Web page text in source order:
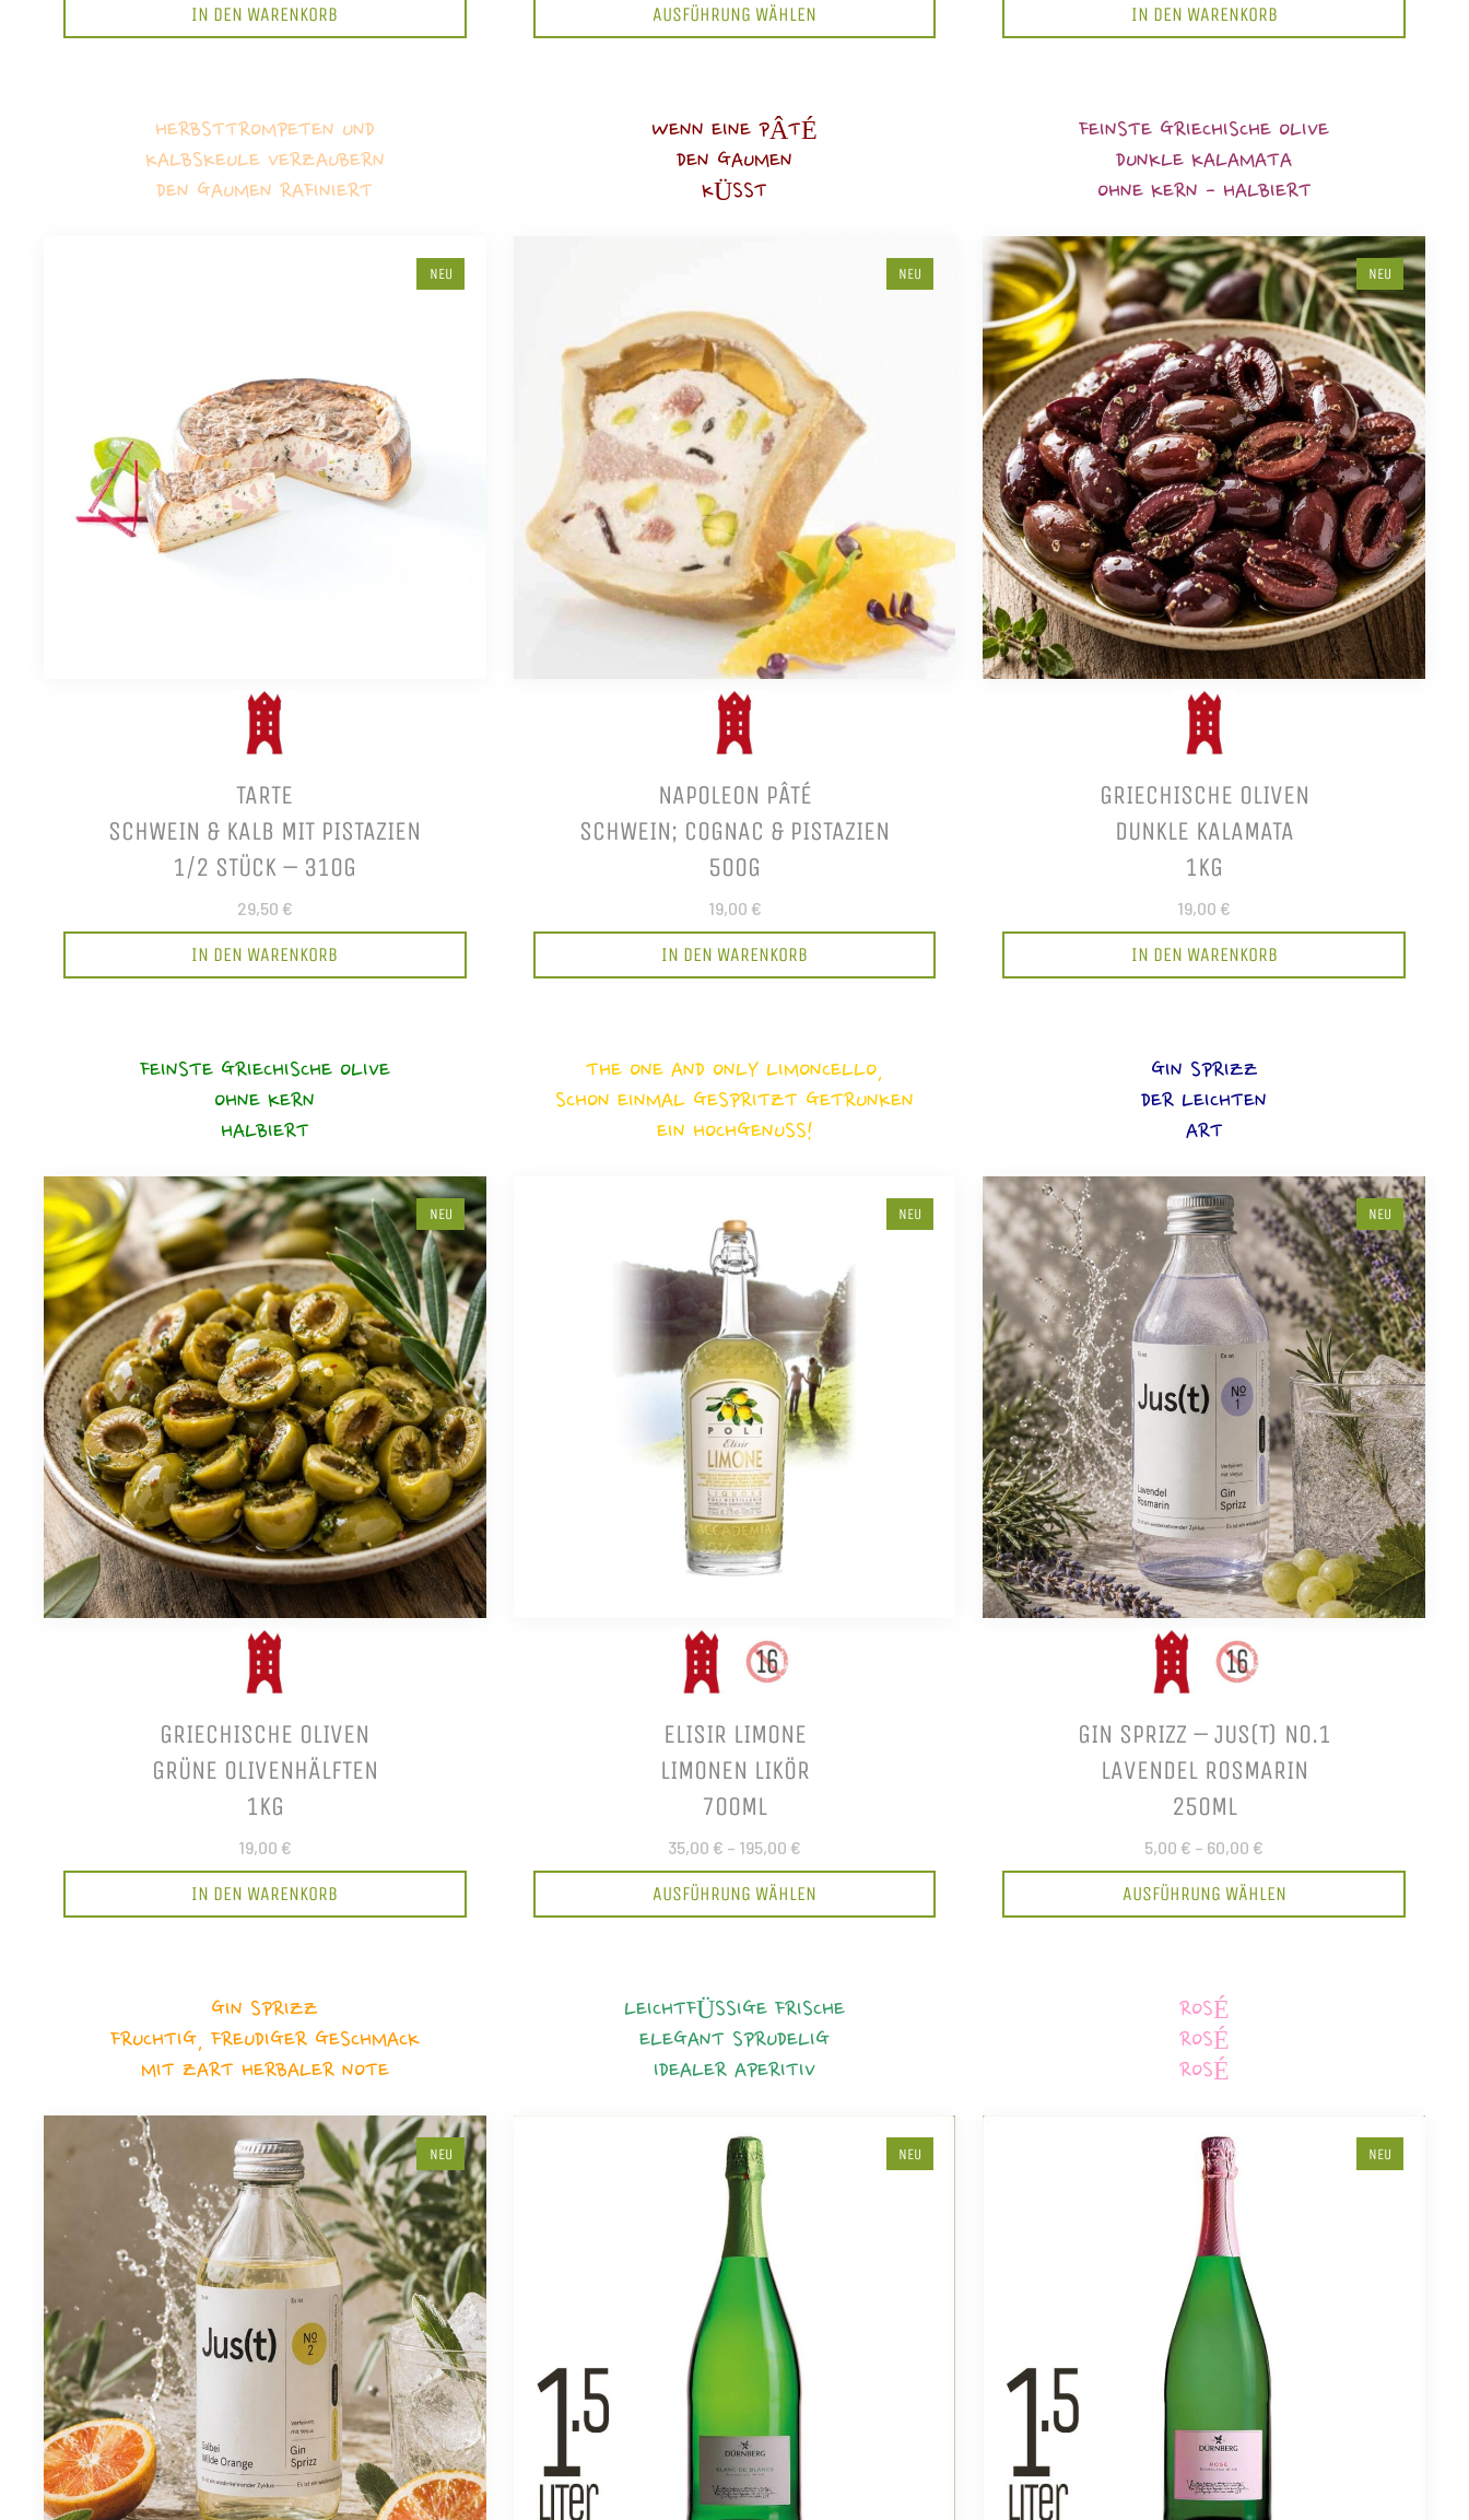
IN DEN WARENKORB AUSFÜHRUNG WÄHLEN IN DEN WARENKORB
HERBSTTROMPETEN UND
KALBSKEULE VERZAUBERN
DEN GAUMEN RAFINIERT
NEU
TARTE
SCHWEIN & KALB MIT PISTAZIEN
1/2 STÜCK – 310G
29,50 €
IN DEN WARENKORB
WENN EINE PÂTÉ
DEN GAUMEN
KÜSST
NEU
NAPOLEON PÂTÉ
SCHWEIN; COGNAC & PISTAZIEN
500G
19,00 €
IN DEN WARENKORB
FEINSTE GRIECHISCHE OLIVE
DUNKLE KALAMATA
OHNE KERN - HALBIERT
NEU
GRIECHISCHE OLIVEN
DUNKLE KALAMATA
1KG
19,00 €
IN DEN WARENKORB
FEINSTE GRIECHISCHE OLIVE
OHNE KERN
HALBIERT
NEU
GRIECHISCHE OLIVEN
GRÜNE OLIVENHÄLFTEN
1KG
19,00 €
IN DEN WARENKORB
THE ONE AND ONLY LIMONCELLO,
SCHON EINMAL GESPRITZT GETRUNKEN
EIN HOCHGENUSS!
NEU
ELISIR LIMONE
LIMONEN LIKÖR
700ML
35,00 € – 195,00 €
AUSFÜHRUNG WÄHLEN
GIN SPRIZZ
DER LEICHTEN
ART
NEU
GIN SPRIZZ – JUS(T) NO.1
LAVENDEL ROSMARIN
250ML
5,00 € – 60,00 €
AUSFÜHRUNG WÄHLEN
GIN SPRIZZ
FRUCHTIG, FREUDIGER GESCHMACK
MIT ZART HERBALER NOTE
NEU
LEICHTFÜSSIGE FRISCHE
ELEGANT SPRUDELIG
IDEALER APERITIV
NEU
ROSÉ
ROSÉ
ROSÉ
NEU